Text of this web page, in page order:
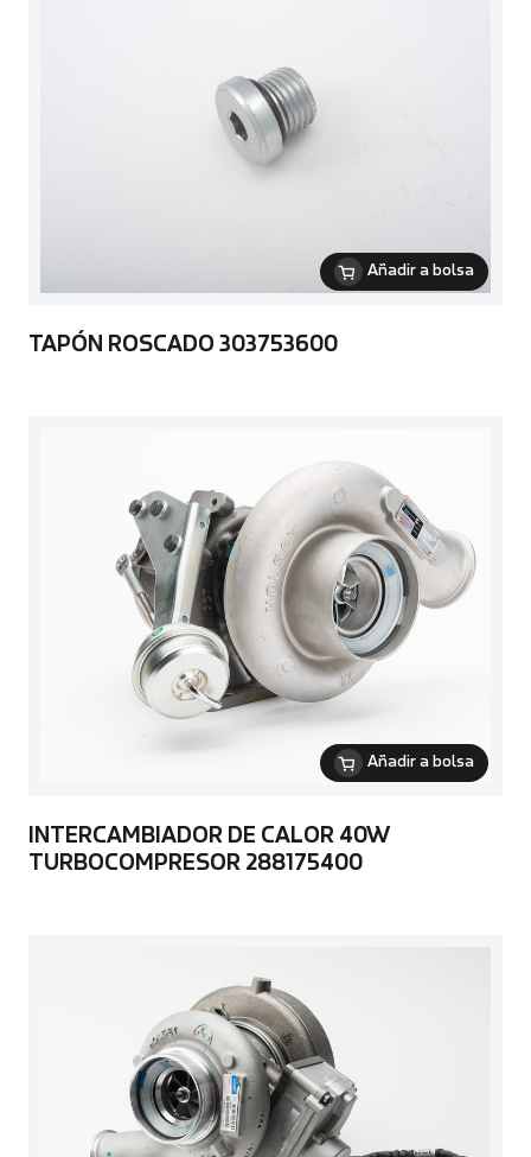
Añadir a bolsa
TAPÓN ROSCADO 303753600
Añadir a bolsa
INTERCAMBIADOR DE CALOR 40W
TURBOCOMPRESOR 288175400